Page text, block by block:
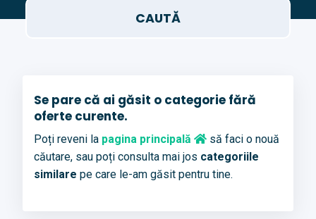
Se pare că ai găsit o categorie fără
oferte curente.
Poți reveni la pagina principală
să faci o nouă
căutare, sau poți consulta mai jos categoriile
similare pe care le-am găsit pentru tine.